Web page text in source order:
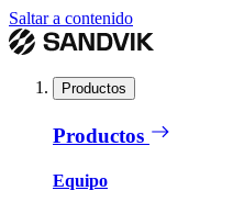
Saltar a contenido
Productos
Productos
Equipo